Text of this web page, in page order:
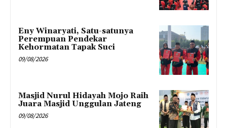
Eny Winaryati, Satu-satunya
Perempuan Pendekar
Kehormatan Tapak Suci
09/08/2026
Masjid Nurul Hidayah Mojo Raih
Juara Masjid Unggulan Jateng
09/08/2026